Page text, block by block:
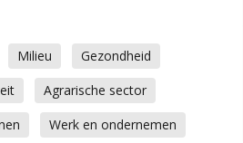
Milieu
Gezondheid
Agrarische sector
Werk en ondernemen